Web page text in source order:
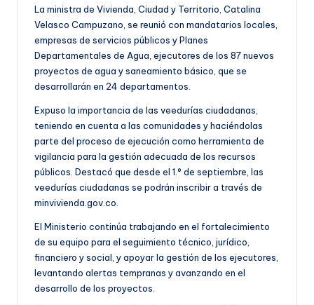
La ministra de Vivienda, Ciudad y Territorio, Catalina
Velasco Campuzano, se reunió con mandatarios locales,
empresas de servicios públicos y Planes
Departamentales de Agua, ejecutores de los 87 nuevos
proyectos de agua y saneamiento básico, que se
desarrollarán en 24 departamentos.
Expuso la importancia de las veedurías ciudadanas,
teniendo en cuenta a las comunidades y haciéndolas
parte del proceso de ejecución como herramienta de
vigilancia para la gestión adecuada de los recursos
públicos. Destacó que desde el 1.° de septiembre, las
veedurías ciudadanas se podrán inscribir a través de
minvivienda.gov.co.
El Ministerio continúa trabajando en el fortalecimiento
de su equipo para el seguimiento técnico, jurídico,
financiero y social, y apoyar la gestión de los ejecutores,
levantando alertas tempranas y avanzando en el
desarrollo de los proyectos.